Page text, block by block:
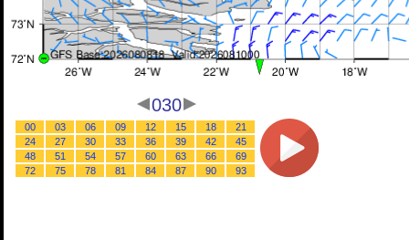
030
00 03 06 09 12 15 18
21
24
27 30 33 36 39 42
45
48
51 54 57 60 63 66
69
72
75 78 81 84 87 90 93